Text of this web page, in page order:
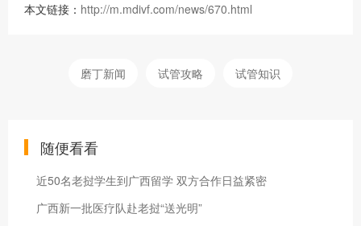
本文链接： http://m.mdivf.com/news/670.html
磨丁新闻 试管攻略 试管知识
随便看看
近50名老挝学生到广西留学 双方合作日益紧密
广西新一批医疗队赴老挝“送光明”